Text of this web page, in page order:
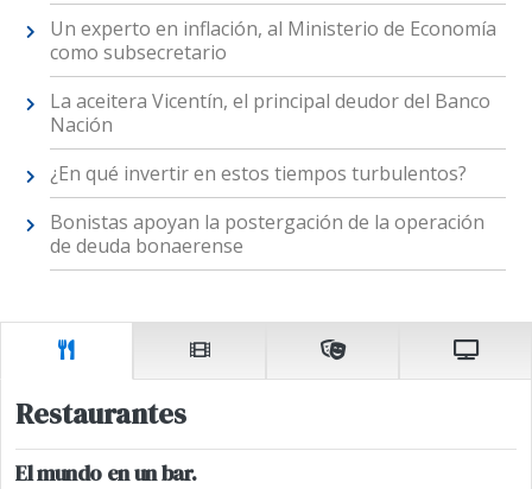
Un experto en inflación, al Ministerio de Economía
como subsecretario
La aceitera Vicentín, el principal deudor del Banco
Nación
¿En qué invertir en estos tiempos turbulentos?
Bonistas apoyan la postergación de la operación
de deuda bonaerense
Restaurantes
El mundo en un bar.